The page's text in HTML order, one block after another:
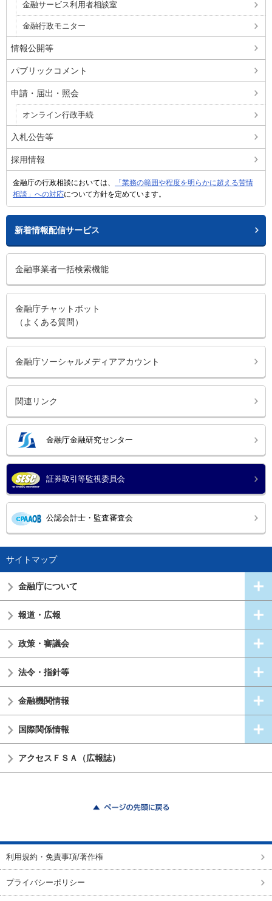
金融サービス利用者相談室
金融行政モニター
情報公開等
パブリックコメント
申請・届出・照会
オンライン行政手続
入札公告等
採用情報
金融庁の行政相談においては、
「業務の範囲や程度を明らかに超える苦情
相談」への対応について方針を定めています。
新着情報配信サービス
金融事業者一括検索機能
金融庁チャットボット
（よくある質問）
金融庁ソーシャルメディアアカウント
関連リンク
金融庁金融研究センター
証券取引等監視委員会
公認会計士・監査審査会
サイトマップ
金融庁について
報道・広報
政策・審議会
法令・指針等
金融機関情報
国際関係情報
アクセスＦＳＡ（広報誌）
利用規約・免責事項/著作権
プライバシーポリシー